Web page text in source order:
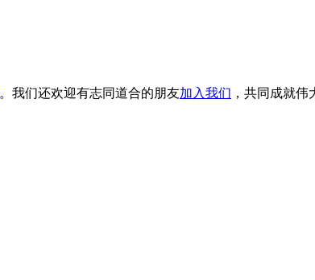
。我们还欢迎有志同道合的朋友加入我们 ，共同成就伟